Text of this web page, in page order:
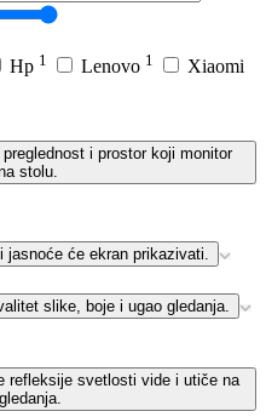
Hp 1 Lenovo 1 Xiaomi
i prostor koji monitor
stolu.
će ekran prikazivati.
slike, boje i ugao gledanja.
refleksije svetlosti vide i utiče na